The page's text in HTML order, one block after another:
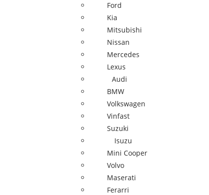
Ford
Kia
Mitsubishi
Nissan
Mercedes
Lexus
Audi
BMW
Volkswagen
Vinfast
Suzuki
Isuzu
Mini Cooper
Volvo
Maserati
Ferarri